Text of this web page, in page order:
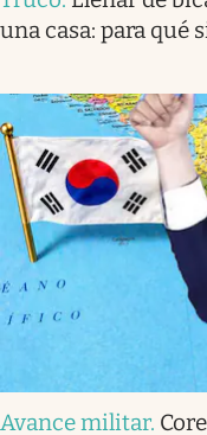
una casa: para qué
Avance militar.